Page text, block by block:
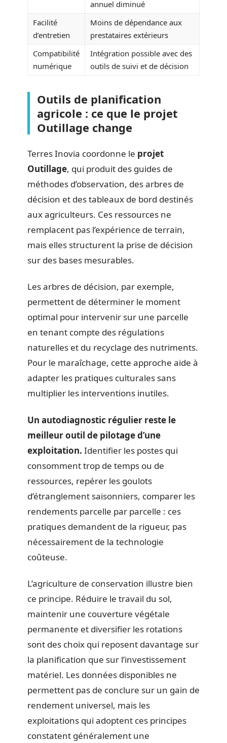
annuel diminué
Facilité
d’entretien
Moins de dépendance aux
prestataires extérieurs
Compatibilité
numérique
Intégration possible avec des
outils de suivi et de décision
Outils de planification
agricole : ce que le projet
Outillage change
Terres Inovia coordonne le projet
Outillage, qui produit des guides de
méthodes d’observation, des arbres de
décision et des tableaux de bord destinés
aux agriculteurs. Ces ressources ne
remplacent pas l’expérience de terrain,
mais elles structurent la prise de décision
sur des bases mesurables.
Les arbres de décision, par exemple,
permettent de déterminer le moment
optimal pour intervenir sur une parcelle
en tenant compte des régulations
naturelles et du recyclage des nutriments.
Pour le maraîchage, cette approche aide à
adapter les pratiques culturales sans
multiplier les interventions inutiles.
Un autodiagnostic régulier reste le
meilleur outil de pilotage d’une
exploitation. Identifier les postes qui
consomment trop de temps ou de
ressources, repérer les goulots
d’étranglement saisonniers, comparer les
rendements parcelle par parcelle : ces
pratiques demandent de la rigueur, pas
nécessairement de la technologie
coûteuse.
L’agriculture de conservation illustre bien
ce principe. Réduire le travail du sol,
maintenir une couverture végétale
permanente et diversifier les rotations
sont des choix qui reposent davantage sur
la planification que sur l’investissement
matériel. Les données disponibles ne
permettent pas de conclure sur un gain de
rendement universel, mais les
exploitations qui adoptent ces principes
constatent généralement une